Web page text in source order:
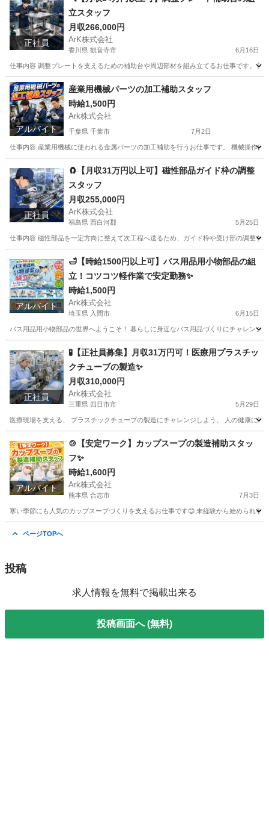
正社員
立スタッフ
月収266,000円
ArK株式会社
香川県 観音寺市 6月16日
仕事内容 調整プレートを支えるための補助台や周辺部材を組み立てるお仕事です。
香川 観音寺市 工場 社会保険
アルバイト
産業用機械パーツの加工補助スタッフ
時給1,500円
Ark株式会社
千葉県 千葉市 7月2日
仕事内容 産業用機械に使われる金属パーツの加工補助を行うお仕事です。 機械操作
工場 スタッフ
正社員
🧲【月収31万円以上可】磁性部品ガイド枠の調整
スタッフ
月収255,000円
ArK株式会社
福島県 西白河郡 5月25日
仕事内容 磁性部品を一定方向に整えて次工程へ送るため、ガイド枠や受け部の調整
工場 社会保険
アルバイト
🛁【時給1500円以上可】バス用品用小物部品の組
立！コツコツ軽作業で安定勤務✨
時給1,500円
Ark株式会社
埼玉県 入間市 6月15日
バス用品用小物部品の世界へようこそ！ 暮らしに身近なバス用品づくりにチャレン
工場 時給
正社員
🧪【正社員募集】月収31万円可！医療用プラスチッ
クチューブの製造✨
月収310,000円
Ark株式会社
三重県 四日市市 5月29日
医療現場を支える、 プラスチックチューブの製造にチャレンジしよう。 人の健康に
工場
アルバイト
🍲【安定ワーク】カップスープの製造補助スタッ
フ✨
時給1,600円
Ark株式会社
熊本県 合志市 7月3日
寒い季節にも人気のカップスープづくりを支えるお仕事です😊 未経験から始
ページTOPへ
投稿
求人情報を無料で掲載出来る
投稿画面へ (無料)